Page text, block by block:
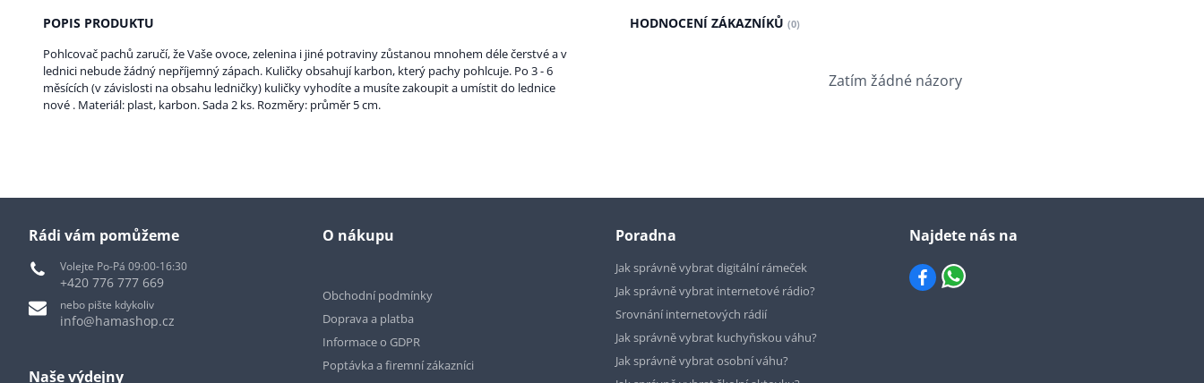
POPIS PRODUKTU
Pohlcovač pachů zaručí, že Vaše ovoce, zelenina i jiné potraviny zůstanou mnohem déle čerstvé a v
lednici nebude žádný nepříjemný zápach. Kuličky obsahují karbon, který pachy pohlcuje. Po 3 - 6
měsících (v závislosti na obsahu ledničky) kuličky vyhodíte a musíte zakoupit a umístit do lednice
nové . Materiál: plast, karbon. Sada 2 ks. Rozměry: průměr 5 cm.
HODNOCENÍ ZÁKAZNÍKŮ (0)
Zatím žádné názory
Rádi vám pomůžeme
Volejte Po-Pá 09:00-16:30
+420 776 777 669
nebo pište kdykoliv
info@hamashop.cz
Naše výdejny
O nákupu
Obchodní podmínky
Doprava a platba
Informace o GDPR
Poptávka a firemní zákazníci
Poradna
Jak správně vybrat digitální rámeček
Jak správně vybrat internetové rádio?
Srovnání internetových rádií
Jak správně vybrat kuchyňskou váhu?
Jak správně vybrat osobní váhu?
Najdete nás na